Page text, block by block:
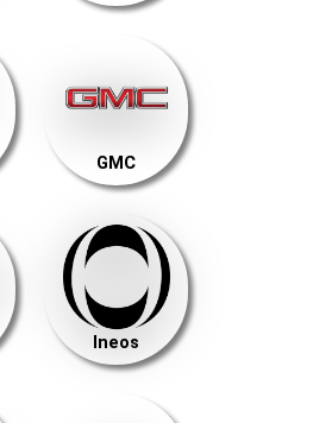
GMC
Ineos